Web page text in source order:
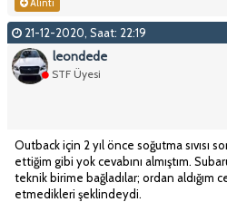
Alıntı
21-12-2020, Saat: 22:19
leondede
STF Üyesi
Outback için 2 yıl önce soğutma sıvısı
ettiğim gibi yok cevabını almıştım.
teknik birime bağladılar; ordan aldığım
etmedikleri şeklindeydi.